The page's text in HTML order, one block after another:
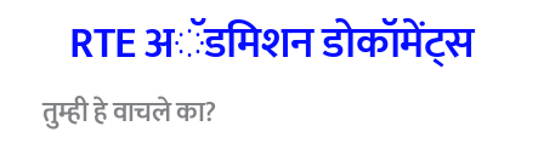
RTE अॅडमिशन डोकॉमेंट्स
तुम्ही हे वाचले का?